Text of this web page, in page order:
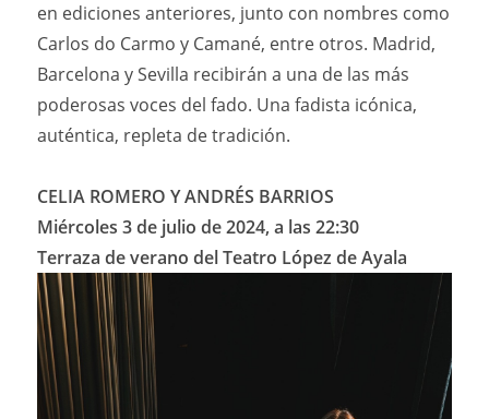
en ediciones anteriores, junto con nombres como
Carlos do Carmo y Camané, entre otros. Madrid,
Barcelona y Sevilla recibirán a una de las más
poderosas voces del fado. Una fadista icónica,
auténtica, repleta de tradición.
CELIA ROMERO Y ANDRÉS BARRIOS
Miércoles 3 de julio de 2024, a las 22:30
Terraza de verano del Teatro López de Ayala